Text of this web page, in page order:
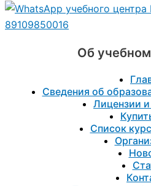
89109850016
Об
Сведения об
Лицензии
Список